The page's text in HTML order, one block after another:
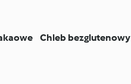
Chleb bezglutenowy